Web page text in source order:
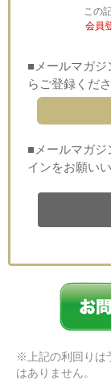
この
会員
■メールマガ
らご登録くだ
■メールマガ
インをお願い
※上記の利回りは
はありません。